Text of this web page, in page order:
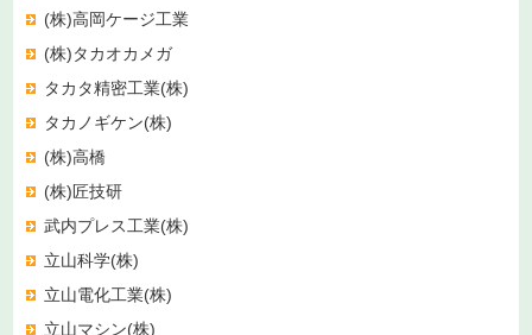
(株)高岡ケージ工業
(株)タカオカメガ
タカタ精密工業(株)
タカノギケン(株)
(株)高橋
(株)匠技研
武内プレス工業(株)
立山科学(株)
立山電化工業(株)
立山マシン(株)